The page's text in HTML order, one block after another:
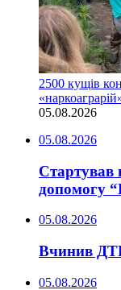
2500 кущів
05.08.2026
05.08.2026
Стартував
допомогу
05.08.2026
Вчинив ДТП
05.08.2026